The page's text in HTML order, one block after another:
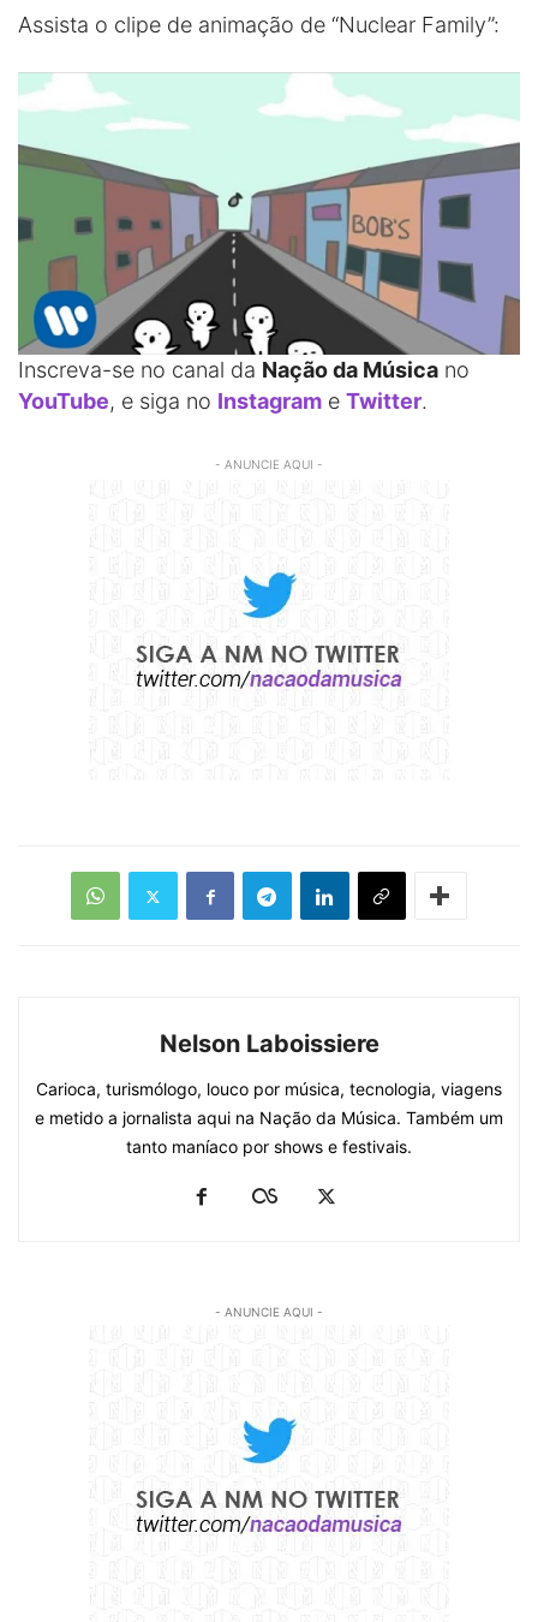
Assista o clipe de animação de “Nuclear Family”:
Inscreva-se no canal da Nação da Música no
YouTube, e siga no Instagram e Twitter.
- ANUNCIE AQUI -
Nelson Laboissiere
Carioca, turismólogo, louco por música, tecnologia, viagens
e metido a jornalista aqui na Nação da Música. Também um
tanto maníaco por shows e festivais.
- ANUNCIE AQUI -